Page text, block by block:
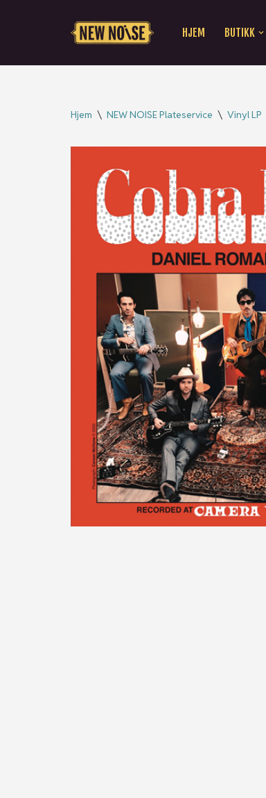
HJEM BUTIKK
Hjem \ NEW NOISE Plateservice \ Vinyl LP